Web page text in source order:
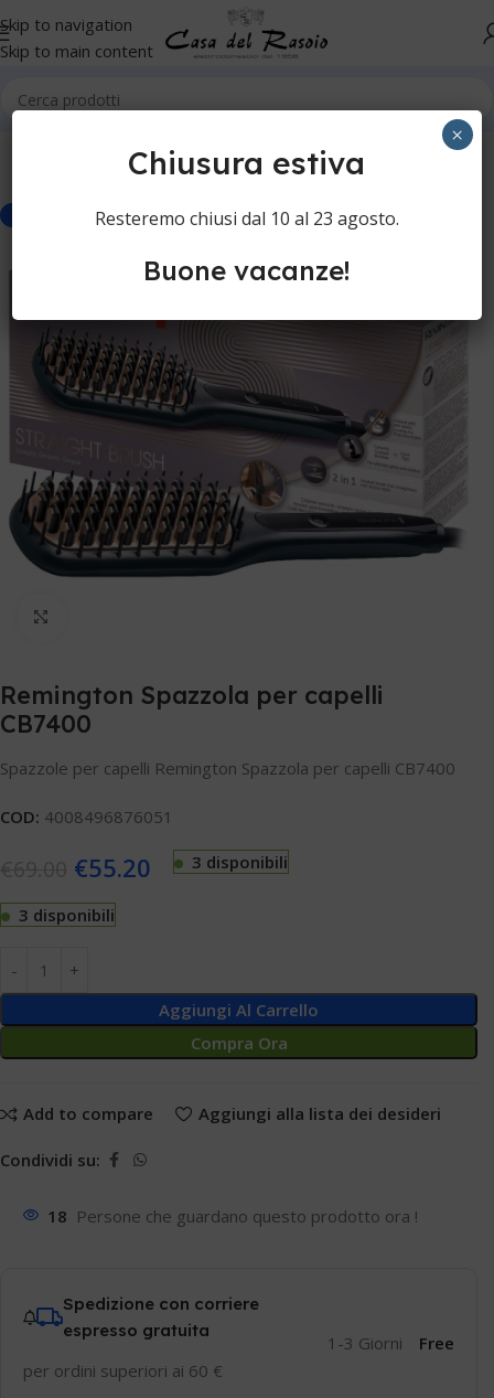
Skip to navigation
Skip to main content
Remington Spazzola per capelli
CB7400
Spazzole per capelli Remington Spazzola per capelli CB7400
COD: 4008496876051
€55.20 3 disponibili
3 disponibili
Aggiungi Al Carrello
Compra Ora
Add to compare Aggiungi alla lista dei desideri
Condividi su:
18 Persone che guardano questo prodotto ora !
Spedizione con corriere
espresso gratuita
per ordini superiori ai 60 €
1-3 Giorni Free
Chiusura estiva
Resteremo chiusi dal 10 al 23 agosto.
Buone vacanze!
×